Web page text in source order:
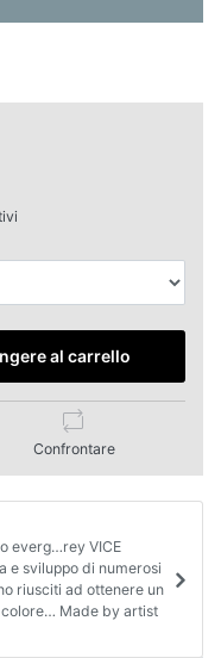
al carrello
Confrontare
everg…rey VICE
e sviluppo di numerosi
riusciti ad ottenere un
colore… Made by artist